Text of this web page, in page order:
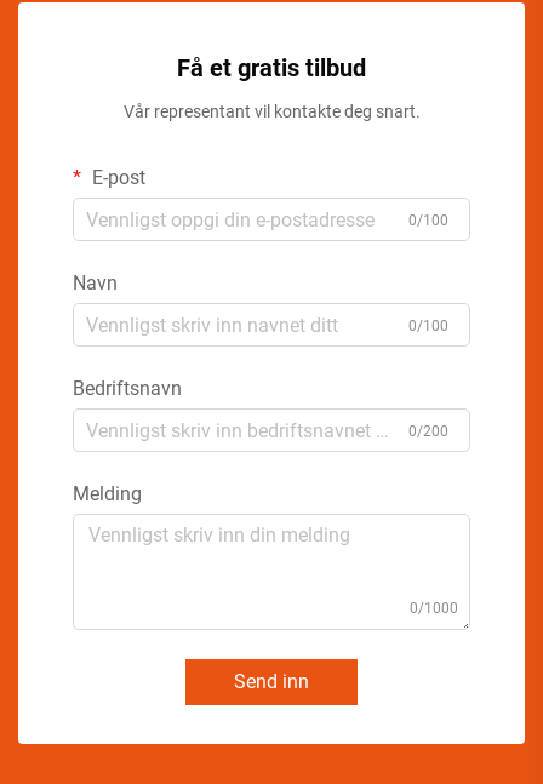
Få et gratis tilbud
Vår representant vil kontakte deg snart.
E-post
0/100
Navn
0/100
Bedriftsnavn
0/200
Melding
0/1000
Send inn